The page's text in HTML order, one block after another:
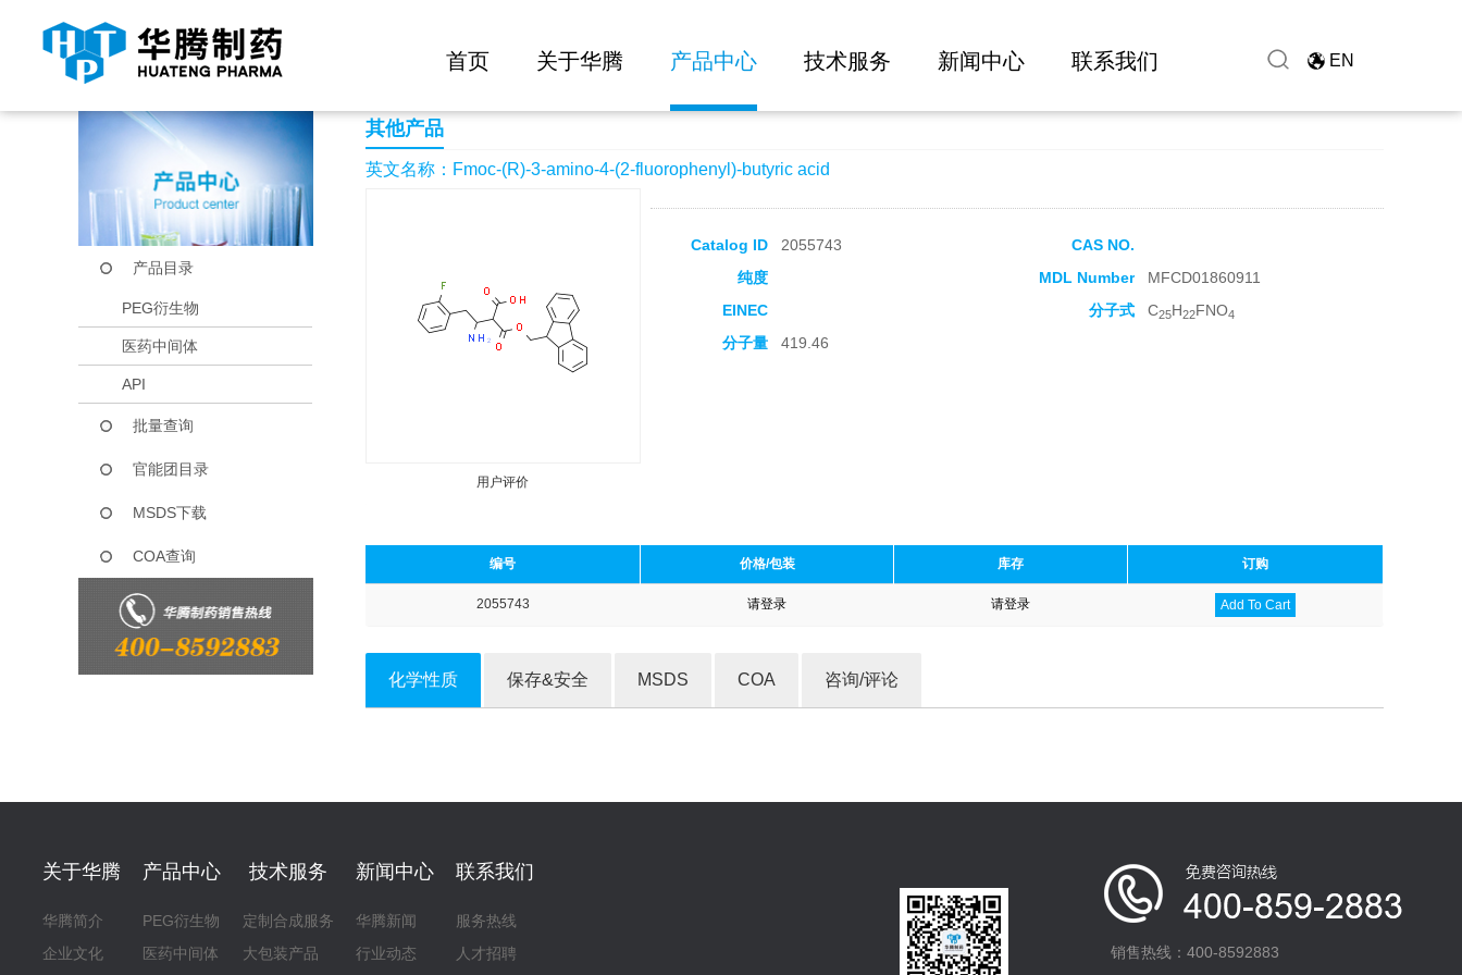
首页 关于华腾 产品中心 技术服务 新闻中心 联系我们 EN
当前位置： 首页 产品中心 Fmoc-(R)-3-amino-4-(2-fluorophenyl)-butyric acid
产品目录
PEG衍生物
医药中间体
API
批量查询
官能团目录
MSDS下载
COA查询
其他产品
英文名称：Fmoc-(R)-3-amino-4-(2-fluorophenyl)-butyric acid
用户评价
Catalog ID 2055743
CAS NO.
纯度
MDL Number
MFCD01860911
EINEC
分子式 C25H22FNO4
分子量 419.46
编号 价格/包装 库存 订购
2055743 请登录 请登录 Add To Cart
化学性质 保存&安全 MSDS COA 咨询/评论
关于华腾
华腾简介
企业文化
产品中心
PEG衍生物
医药中间体
技术服务
定制合成服务
大包装产品
新闻中心
华腾新闻
行业动态
联系我们
服务热线
人才招聘
销售热线：400-8592883